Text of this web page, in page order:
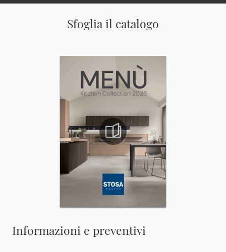
Sfoglia il catalogo
Informazioni e preventivi